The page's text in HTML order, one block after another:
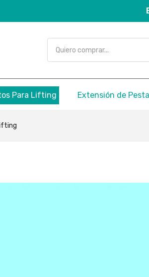
Para Lifting Extensión de